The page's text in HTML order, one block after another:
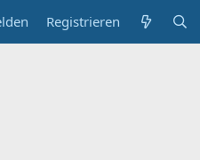
Registrieren